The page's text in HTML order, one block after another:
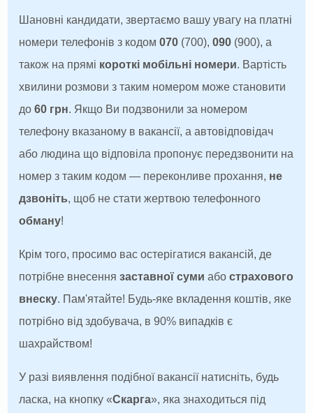
Шановні кандидати, звертаємо вашу увагу на платні
номери телефонів з кодом070 (700),090 (900), а
також на прямі короткі мобільні номери. Вартість
хвилини розмови з таким номером може становити
до60 грн. Якщо Ви подзвонили за номером
телефону вказаному в вакансії, а автовідповідач
або людина що відповіла пропонує передзвонити на
номер з таким кодом — переконливе прохання, не
дзвоніть, щоб не стати жертвою телефонного
обману!
Крім того, просимо вас остерігатися вакансій, де
потрібне внесеннязаставної суми абострахового
внеску. Пам'ятайте! Будь-яке вкладення коштів, яке
потрібно від здобувача, в 90% випадків є
шахрайством!
У разі виявлення подібної вакансії натисніть, будь
ласка, на кнопку «Скарга», яка знаходиться під